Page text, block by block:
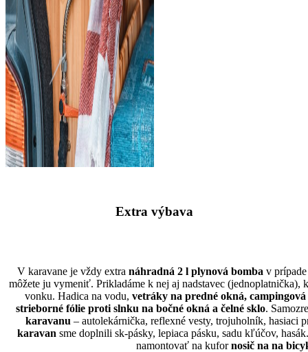
Extra výbava
V karavane je vždy extra náhradná 2 l plynová bomba v
môžete ju vymeniť. Prikladáme k nej aj nadstavec (jednoplatnička),
vonku. Hadica na vodu, vetráky na predné okná,
strieborné fólie proti slnku na bočné okná a čelné sklo.
karavanu – autolekárnička, reflexné vesty, trojuholník, hasiaci
karavan sme doplnili sk-pásky, lepiaca pásku, sadu kľúčov,
namontovať na kufornosič na na